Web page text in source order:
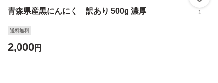
青森県産黒にんにく 訳あり 500g 濃厚 1
送料無料
2,000円